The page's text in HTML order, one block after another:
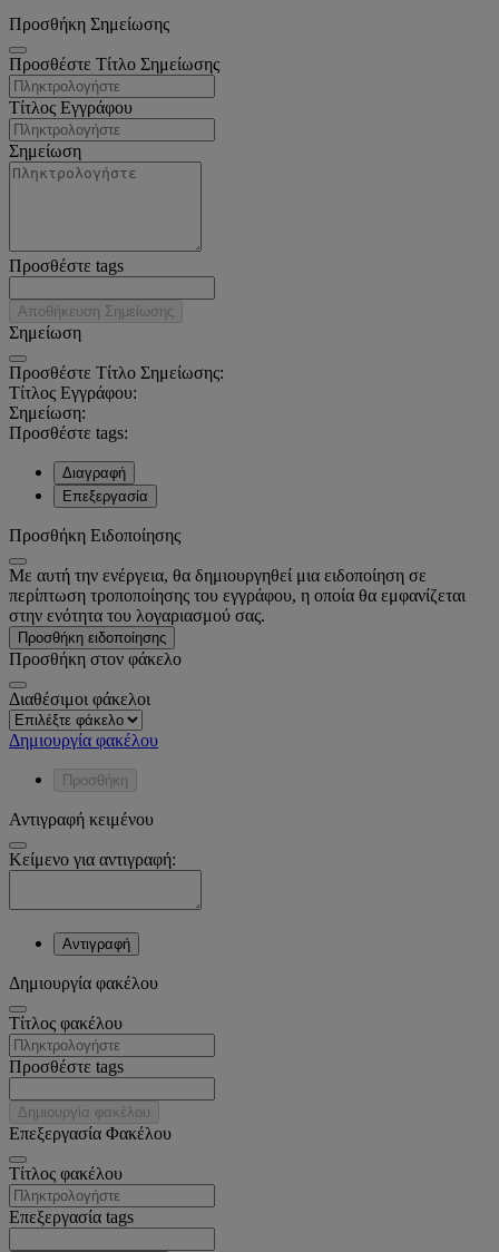
Προσθήκη Σημείωσης
Προσθέστε Τίτλο Σημείωσης
Τίτλος Εγγράφου
Σημείωση
Προσθέστε tags
Αποθήκευση Σημείωσης
Σημείωση
Προσθέστε Τίτλο Σημείωσης:
Τίτλος Εγγράφου:
Σημείωση:
Προσθέστε tags:
Διαγραφή
Επεξεργασία
Προσθήκη Ειδοποίησης
Με αυτή την ενέργεια, θα δημιουργηθεί μια ειδοποίηση σε
περίπτωση τροποποίησης του εγγράφου, η οποία θα εμφανίζεται
στην ενότητα του λογαριασμού σας.
Προσθήκη ειδοποίησης
Προσθήκη στον φάκελο
Διαθέσιμοι φάκελοι
Δημιουργία φακέλου
Προσθήκη
Αντιγραφή κειμένου
Κείμενο για αντιγραφή:
Αντιγραφή
Δημιουργία φακέλου
Tίτλος φακέλου
Προσθέστε tags
Δημιουργία φακέλου
Επεξεργασία Φακέλου
Tίτλος φακέλου
Επεξεργασία tags